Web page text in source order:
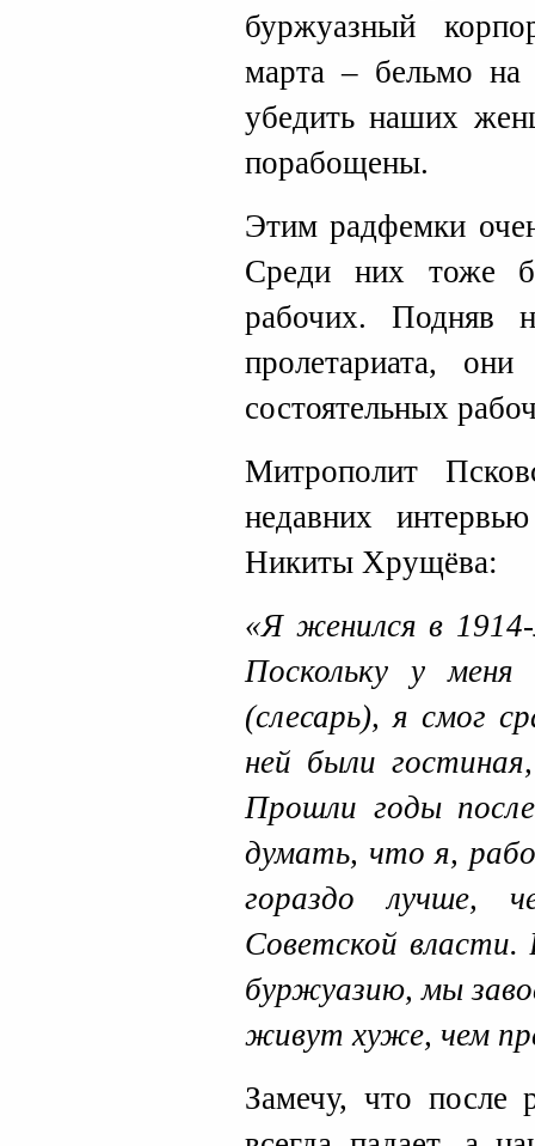
буржуазный
марта – бельмо на
убедить наших
порабощены.
Этим радфемки
Среди них тоже
рабочих. Подняв
пролетариата,
состоятельных
Митрополит
недавних
Никиты Хрущёва:
«Я женился в
Поскольку у меня
(слесарь), я смог
ней были
Прошли годы
думать, что я,
гораздо лучше,
Советской
буржуазию, мы
живут хуже, чем
Замечу, что после